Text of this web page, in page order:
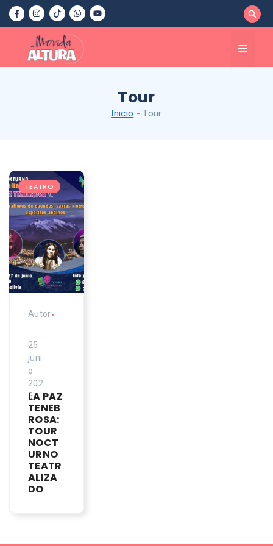
Saltar
contenido
Menú
Tour
Inicio -Tour
TEATRO
Autor•
25
juni
o
202
5
LA PAZ
TENEB
ROSA:
TOUR
NOCT
URNO
TEATR
ALIZA
DO